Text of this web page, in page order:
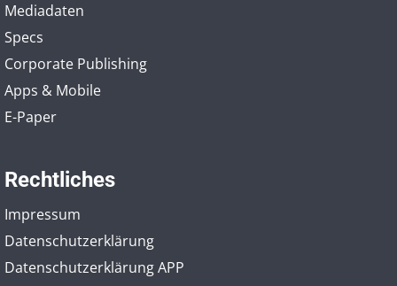
Mediadaten
Specs
Corporate Publishing
Apps & Mobile
E-Paper
Rechtliches
Impressum
Datenschutzerklärung
Datenschutzerklärung APP